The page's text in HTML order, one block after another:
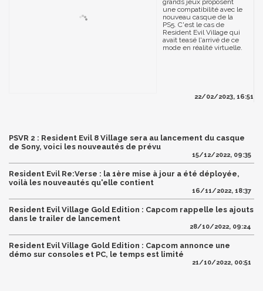
grands jeux proposent
une compatibilité avec le
nouveau casque de la
PS5. C'est le cas de
Resident Evil Village qui
avait teasé l'arrivé de ce
mode en réalité virtuelle.
22/02/2023, 16:51
PSVR 2 : Resident Evil 8 Village sera au lancement du casque
de Sony, voici les nouveautés de prévu
15/12/2022, 09:35
Resident Evil Re:Verse : la 1ère mise à jour a été déployée,
voilà les nouveautés qu'elle contient
16/11/2022, 18:37
Resident Evil Village Gold Edition : Capcom rappelle les ajouts
dans le trailer de lancement
28/10/2022, 09:24
Resident Evil Village Gold Edition : Capcom annonce une
démo sur consoles et PC, le temps est limité
21/10/2022, 00:51